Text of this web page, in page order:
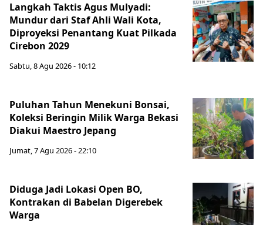
Langkah Taktis Agus Mulyadi:
Mundur dari Staf Ahli Wali Kota,
Diproyeksi Penantang Kuat Pilkada
Cirebon 2029
Sabtu, 8 Agu 2026 - 10:12
Puluhan Tahun Menekuni Bonsai,
Koleksi Beringin Milik Warga Bekasi
Diakui Maestro Jepang
Jumat, 7 Agu 2026 - 22:10
Diduga Jadi Lokasi Open BO,
Kontrakan di Babelan Digerebek
Warga